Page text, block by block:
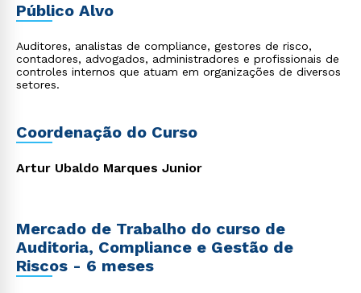
Público Alvo
Auditores, analistas de compliance, gestores de risco,
contadores, advogados, administradores e profissionais de
controles internos que atuam em organizações de diversos
setores.
Coordenação do Curso
Artur Ubaldo Marques Junior
Mercado de Trabalho do curso de
Auditoria, Compliance e Gestão de
Riscos - 6 meses